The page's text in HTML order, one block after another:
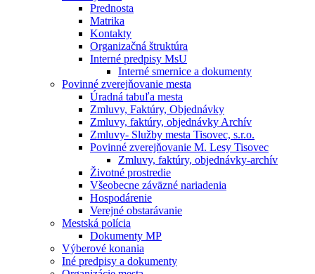
Prednosta
Matrika
Kontakty
Organizačná štruktúra
Interné predpisy MsU
Interné smernice a dokumenty
Povinné zverejňovanie mesta
Úradná tabuľa mesta
Zmluvy, Faktúry, Objednávky
Zmluvy, faktúry, objednávky Archív
Zmluvy- Služby mesta Tisovec, s.r.o.
Povinné zverejňovanie M. Lesy Tisovec
Zmluvy, faktúry, objednávky-archív
Životné prostredie
Všeobecne záväzné nariadenia
Hospodárenie
Verejné obstarávanie
Mestská polícia
Dokumenty MP
Výberové konania
Iné predpisy a dokumenty